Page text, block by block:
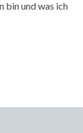
bin und was ich